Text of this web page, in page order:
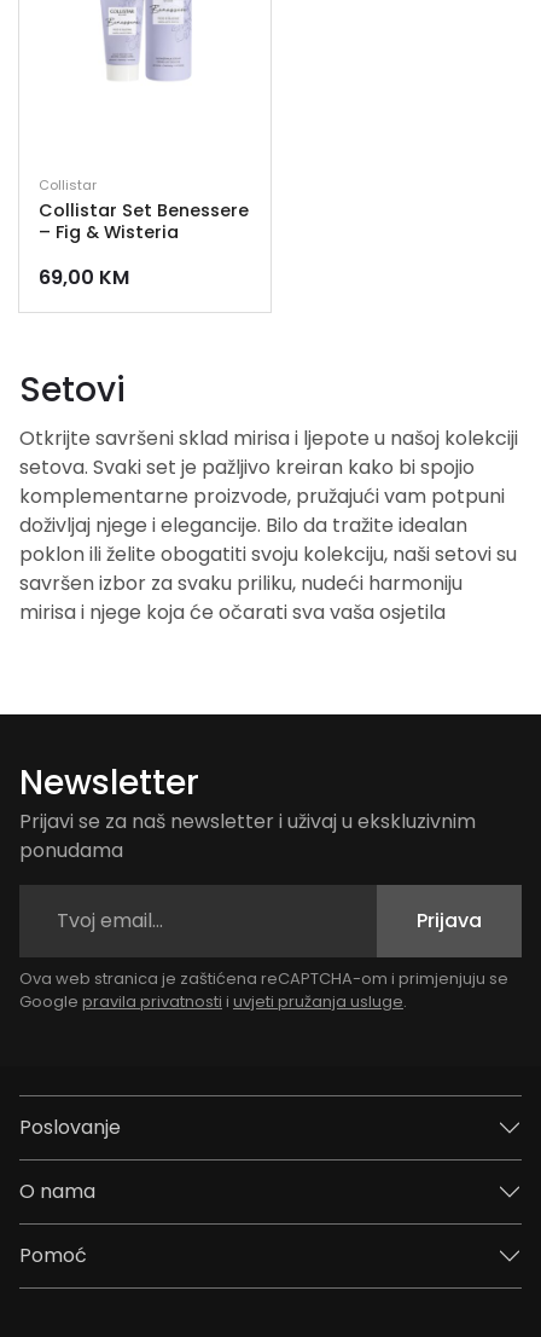
Collistar
Collistar Set Benessere
– Fig & Wisteria
69,00 KM
Setovi
Otkrijte savršeni sklad mirisa i ljepote u našoj kolekciji
setova. Svaki set je pažljivo kreiran kako bi spojio
komplementarne proizvode, pružajući vam potpuni
doživljaj njege i elegancije. Bilo da tražite idealan
poklon ili želite obogatiti svoju kolekciju, naši setovi su
savršen izbor za svaku priliku, nudeći harmoniju
mirisa i njege koja će očarati sva vaša osjetila
Newsletter
Prijavi se za naš newsletter i uživaj u ekskluzivnim
ponudama
Prijava
Ova web stranica je zaštićena reCAPTCHA-om i primjenjuju se
Google pravila privatnosti i uvjeti pružanja usluge.
Poslovanje
O nama
Pomoć